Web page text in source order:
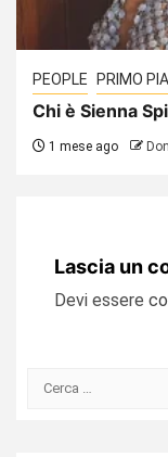
PEOPLE PRIMO
Chi è Sienna
1 mese ago
Lascia un
Devi essere
Ricerca